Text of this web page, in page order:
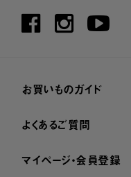
お買いものガイド
よくあるご質問
マイページ・会員登録